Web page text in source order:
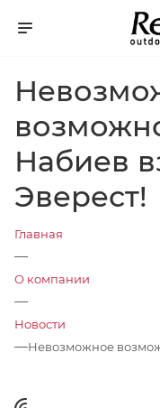
Набиев
Эверест!
Главная
—
О компании
—
Новости
—Невозможное